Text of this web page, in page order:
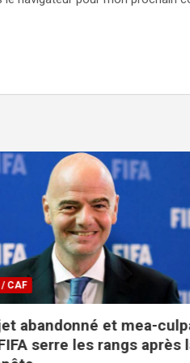
abandonné et mea-culpa
serre les rangs après la